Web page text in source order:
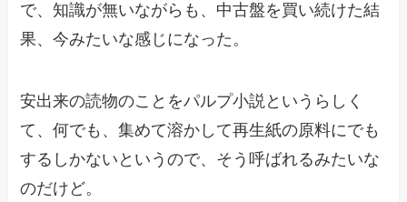
で、知識が無いながらも、中古盤を買い続けた結
果、今みたいな感じになった。
安出来の読物のことをパルプ小説というらしく
て、何でも、集めて溶かして再生紙の原料にでも
するしかないというので、そう呼ばれるみたいな
のだけど。